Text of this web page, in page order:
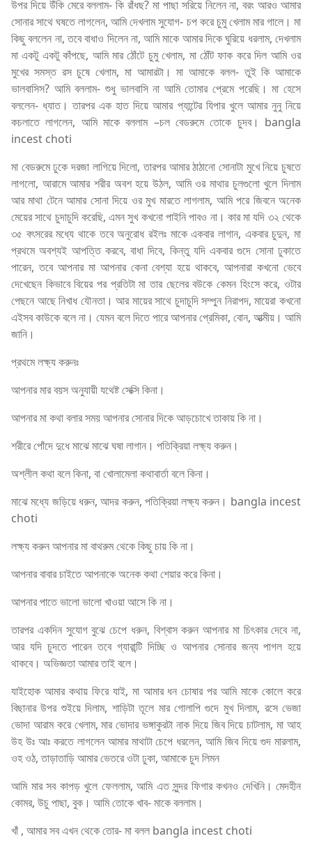
উপর দিয়ে উঁকি মেরে বললাম- কি রাঁধছ? মা পাছা সরিয়ে নিলেন না, বরং আরও আমার
সোনার সাথে ঘষতে লাগলেন, আমি দেখলাম সুযোগ- চপ করে চুমু খেলাম মার গালে। মা
কিছু বললেন না, তবে বাধাও দিলেন না, আমি মাকে আমার দিকে ঘুরিয়ে ধরলাম, দেখলাম
মা একটু একটু কাঁপছে, আমি মার ঠোঁটে চুমু খেলাম, মা ঠোঁট ফাক করে দিল আমি ওর
মুখের সমস্ত রস চুষে খেলাম, মা আমারটা। মা আমাকে বলল- তুই কি আমাকে
ভালবাসিস? আমি বললাম- শুধু ভালবাসি না আমি তোমার প্রেমে পরেছি। মা হেসে
বললেন- ধ্যাত। তারপর এক হাত দিয়ে আমার প্যান্টের যিপার খুলে আমার নুনু নিয়ে
কচলাতে লাগলেন, আমি মাকে বললাম –চল বেডরুমে তোকে চুদব। bangla
incest choti
মা বেডরুমে ঢুকে দরজা লাগিয়ে দিলো, তারপর আমার ঠাঠানো সোনাটা মুখে নিয়ে চুষতে
লাগলো, আরামে আমার শরীর অবশ হয়ে উঠল, আমি ওর মাথার চুলগুলো খুলে দিলাম
আর মাথা টেনে আমার সোনা দিয়ে ওর মুখ মারতে লাগলাম, আমি পরে জিবনে অনেক
মেয়ের সাথে চুদাচুদি করেছি, এমন সুখ কখনো পাইনি পাবও না। কার মা যদি ৩২ থেকে
৩৫ বৎসরের মধ্যে থাকে তবে অনুরোধ রইলঃ মাকে একবার লাগান, একবার চুদুন, মা
প্রথমে অবশ্যই আপত্তি করবে, বাধা দিবে, কিন্তু যদি একবার গুদে সোনা ঢুকাতে
পারেন, তবে আপনার মা আপনার কেনা বেশ্যা হয়ে থাকবে, আপনারা কখনো ভেবে
দেখেছেন কিভাবে বিয়ের পর প্রতিটা মা তার ছেলের বউকে কেমন হিংসে করে, ওটার
পেছনে আছে নিখাধ যৌনতা। আর মায়ের সাথে চুদাচুদি সম্পুন নিরাপদ, মায়েরা কখনো
এইসব কাউকে বলে না। যেমন বলে দিতে পারে আপনার প্রেমিকা, বোন, আত্মীয়। আমি
জানি।
প্রথমে লক্ষ্য করুনঃ
আপনার মার বয়স অনুযায়ী যথেষ্ট সেক্সি কিনা।
আপনার মা কথা বলার সময় আপনার সোনার দিকে আড়চোখে তাকায় কি না।
শরীরে পোঁদে দুধে মাঝে মাঝে ঘষা লাগান। পতিক্রিয়া লক্ষ্য করুন।
অশ্লীল কথা বলে কিনা, বা খোলামেলা কথাবার্তা বলে কিনা।
মাঝে মধ্যে জড়িয়ে ধরুন, আদর করুন, পতিক্রিয়া লক্ষ্য করুন। bangla incest
choti
লক্ষ্য করুন আপনার মা বাথরুম থেকে কিছু চায় কি না।
আপনার বাবার চাইতে আপনাকে অনেক কথা শেয়ার করে কিনা।
আপনার পাতে ভালো ভালো খাওয়া আসে কি না।
তারপর একদিন সুযোগ বুঝে চেপে ধরুন, বিশ্বাস করুন আপনার মা চিৎকার দেবে না,
আর যদি চুদতে পারেন তবে গ্যারান্টি দিচ্ছি ও আপনার সোনার জন্য পাগল হয়ে
থাকবে। অভিজ্ঞতা আমার তাই বলে।
যাইহোক আমার কথায় ফিরে যাই, মা আমার ধন চোষার পর আমি মাকে কোলে করে
বিছানার উপর শুইয়ে দিলাম, শাড়িটা তূলে মার গোলাপি গুদে মুখ দিলাম, রসে ভেজা
ভোদা আরাম করে খেলাম, মার ভোদার ভঙ্গাকুরটা নাক দিয়ে জিব দিয়ে চাটলাম, মা আহ
উহ উঃ আঃ করতে লাগলেন আমার মাথাটা চেপে ধরলেন, আমি জিব দিয়ে গুদ মারলাম,
ওহ ওঠ, তাড়াতাড়ি আমার ভেতরে ওটা ঢুকা, আমাকে চুদ লিমন
আমি মার সব কাপড় খুলে ফেললাম, আমি এত সুন্দর ফিগার কখনও দেখিনি। মেদহীন
কোমর, উচু পাছা, বুক। আমি তোকে খাব- মাকে বললাম।
খাঁ , আমার সব এখন থেকে তোর- মা বলল bangla incest choti